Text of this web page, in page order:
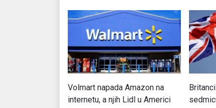
Volmart napada Amazon na
internetu, a njih Lidl u Americi